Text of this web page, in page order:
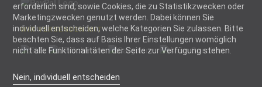
erforderlich sind, sowie Cookies, die zu Statistikzwecken oder
Marketingzwecken genutzt werden. Dabei können Sie
individuell entscheiden, welche Kategorien Sie zulassen. Bitte
beachten Sie, dass auf Basis Ihrer Einstellungen womöglich
nicht alle Funktionalitäten der Seite zur Verfügung stehen.
Nein, individuell entscheiden
WIR VERSENDEN MIT